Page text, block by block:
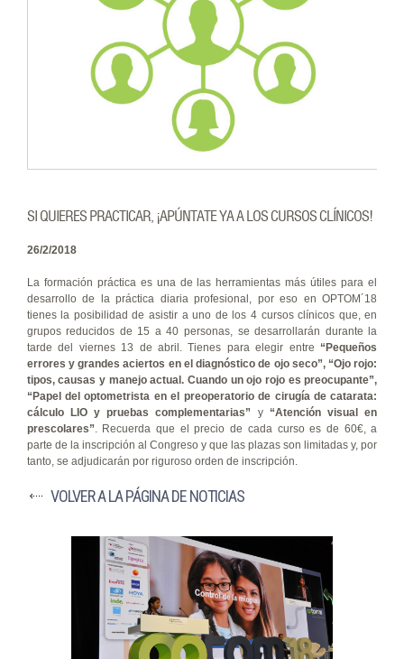
SI QUIERES PRACTICAR, ¡APÚNTATE YA A LOS CURSOS CLÍNICOS!
26/2/2018
La formación práctica es una de las herramientas más útiles para el
desarrollo de la práctica diaria profesional, por eso en OPTOM´18
tienes la posibilidad de asistir a uno de los 4 cursos clínicos que, en
grupos reducidos de 15 a 40 personas, se desarrollarán durante la
tarde del viernes 13 de abril. Tienes para elegir entre “Pequeños
errores y grandes aciertos en el diagnóstico de ojo seco”, “Ojo rojo:
tipos, causas y manejo actual. Cuando un ojo rojo es preocupante”,
“Papel del optometrista en el preoperatorio de cirugía de catarata:
cálculo LIO y pruebas complementarias”
y “Atención visual en
prescolares”. Recuerda que el precio de cada curso es de 60€, a
parte de la inscripción al Congreso y que las plazas son limitadas y, por
tanto, se adjudicarán por riguroso orden de inscripción.
VOLVER A LA PÁGINA DE NOTICIAS